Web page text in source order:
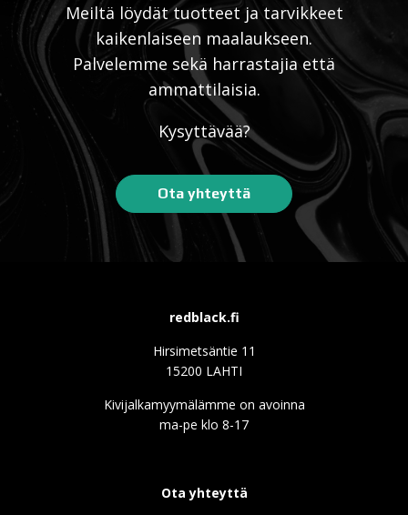
Meiltä löydät tuotteet ja tarvikkeet
kaikenlaiseen maalaukseen.
Palvelemme sekä harrastajia että
ammattilaisia.
Kysyttävää?
Ota yhteyttä
redblack.fi
Hirsimetsäntie 11
15200 LAHTI
Kivijalkamyymälämme on avoinna
ma-pe klo 8-17
Ota yhteyttä